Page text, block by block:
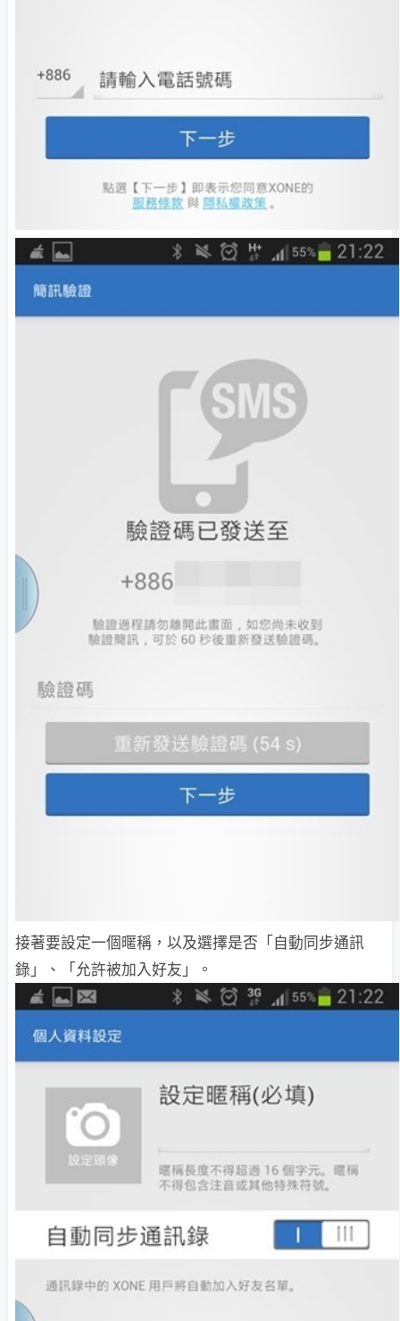
接著要設定一個暱稱，以及選擇是否「自動同步通訊
錄」、「允許被加入好友」。